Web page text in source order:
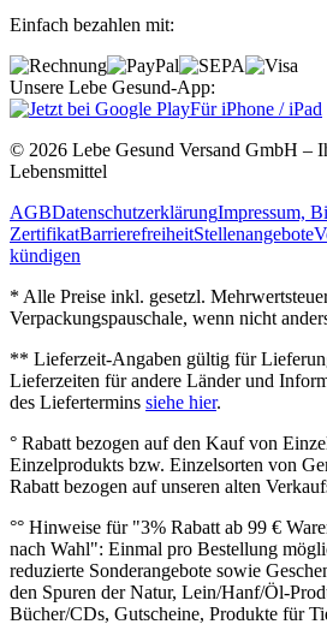
Einfach bezahlen mit:
Unsere Lebe Gesund-App:
Für iPhone / iPad
© 2026 Lebe Gesund Versand GmbH –
Lebensmittel
AGBDatenschutzerklärungImpressum,
ZertifikatBarrierefreiheitStellenangebote
kündigen
* Alle Preise inkl. gesetzl.
Verpackungspauschale, wenn nicht
** Lieferzeit‐Angaben gültig für
Lieferzeiten für andere Länder und
des Liefertermins siehe hier.
° Rabatt bezogen auf den Kauf von
Einzelprodukts bzw. Einzelsorten von
Rabatt bezogen auf unseren alten
°° Hinweise für "3% Rabatt ab 99 €
nach Wahl": Einmal pro Bestellung
reduzierte Sonderangebote sowie
den Spuren der Natur, Lein/Hanf/Öl-
Bücher/CDs, Gutscheine, Produkte für